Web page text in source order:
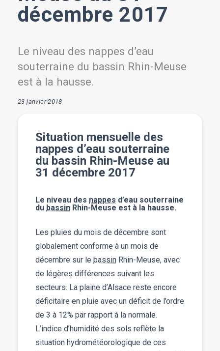
décembre 2017
Le niveau des nappes d’eau
souterraine du bassin Rhin-Meuse
est à la hausse.
23 janvier 2018
Situation mensuelle des
nappes d’eau souterraine
du bassin Rhin-Meuse au
31 décembre 2017
Le niveau des nappes d’eau souterraine
du bassin Rhin-Meuse est à la hausse.
Les pluies du mois de décembre sont
globalement conforme à un mois de
décembre sur le bassin Rhin-Meuse, avec
de légères différences suivant les
secteurs. La plaine d’Alsace reste encore
déficitaire en pluie avec un déficit de l’ordre
de 3 à 12% par rapport à la normale.
L’indice d’humidité des sols reflète la
situation hydrométéorologique de ces